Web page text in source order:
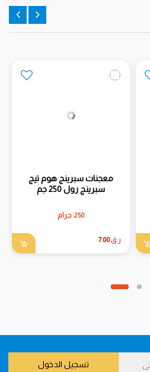
معجنات سبرينج هوم تيج
سبرينج رول 250 جم
250 جرام
ر.ق7.00
تسجيل الدخول